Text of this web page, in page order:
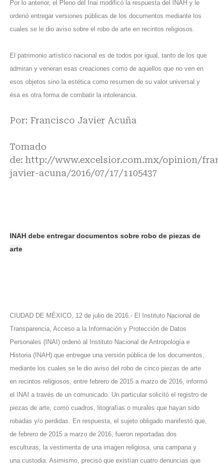
Por lo anterior, el Pleno del Inai modificó la respuesta del INAH y le
ordenó entregar versiones públicas de los documentos mediante los
cuales se le dio aviso sobre el robo de arte en recintos religiosos.
El patrimonio artístico nacional es de todos por igual, tanto de los que
admiran y veneran esas creaciones como de aquellos que no ven en
esos objetos sino la estética como resumen de su valor universal y
ésa es otra forma de combatir la intolerancia.
Por: Francisco Javier Acuña
Tomado
de: http://www.excelsior.com.mx/opinion/
javier-acuna/2016/07/17/1105437
INAH debe entregar documentos sobre robo de piezas de
arte
CIUDAD DE MÉXICO, 12 de julio de 2016.- El Instituto Nacional de
Transparencia, Acceso a la Información y Protección de Datos
Personales (INAI) ordenó al Instituto Nacional de Antropología e
Historia (INAH) que entregue una versión pública de los documentos,
mediante los cuales se le dio aviso del robo de cinco piezas de arte
en recintos religiosos, entre febrero de 2015 a marzo de 2016, informó
el INAI a través de un comunicado. Un particular solicitó el registro de
piezas de arte, como cuadros, litografías o murales que hayan sido
robadas y/o perdidas. En respuesta, el sujeto obligado manifestó que,
de febrero de 2015 a marzo de 2016, fueron reportadas dos
esculturas, la vestimenta de una imagen religiosa, una campana y
una custodia. Asimismo, precisó que existían cuatro denuncias que